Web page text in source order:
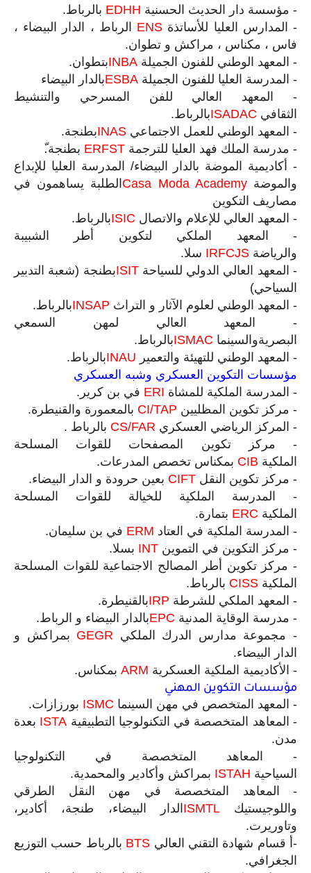
- مؤسسة دار الحديث الحسنية EDHH بالرباط.
-
المدارس العليا للأساتذة ENS
الرباط ، الدار البیضاء ،
فاس ، مكناس ، مراكش و تطوان.
- المعهد الوطني للفنون الجميلة INBAبتطوان.
- المدرسة العليا للفنون الجميلة ESBAبالدار البيضاء
-
المعهد العالي للفن المسرحي والتنشيط
الثقافي ISADACبالرباط.
- المعهد الوطني للعمل الاجتماعي بطنجة.
- مدرسة الملك فهد العليا للترجمة ERFST بطنجة.ّ
-
أكاديمية الموضة بالدار البيضاء/ المدرسة العليا للإبداع
والموضة
Casa Moda Academy
الطلبة يساهمون في
مصاريف التكوين
- المعهد العالي للإعلام والاتصال ISICبالرباط.
-
المعهد الملكي لتكوين أطر الشبيبة
والرياضة IRFCJS سلا.
- المعهد العالي الدولي للسياحة ISITبطنجة (شعبة التدبير
السياحي)
- المعهد الوطني لعلوم الآثار و التراث INSAPبالرباط.
-
المعهد العالي لمهن السمعي
البصريةوالسينما ISMACبالرباط.
- المعهد الوطني للتهيئة والتعمير INAUبالرباط.
مؤسسات التكوين العسكري وشبه العسكري
- المدرسة الملكية للمشاة ERI في بن كرير .
- مركز تكوين المظليين CI/TAP بالمعمورة والقنيطرة.
- المركز الرياضي العسكري CS/FAR بالرباط .
- مركز تكوين المصفحات للقوات المسلحة
الملكية CIB بمكناس تخصص المدرعات.
- مركز تكوين النقل CIFT بعين حرودة و الدار البيضاء.
-
المدرسة الملكية للخيالة للقوات المسلحة
الملكية ERC بتمارة.
- المدرسة الملكية في العتاد ERM في بن سليمان.
- مركز التكوين في التموين INT بسلا.
- مركز تكوين أطر المصالح الاجتماعية للقوات المسلحة
الملكية CISS بالرباط.
- المعهد الملكي للشرطة IRPبالقنيطرة.
- مدرسة الوقاية المدنية EPCبالدار البيضاء و الرباط.
- مجموعة مدارس الدرك الملكي GEGR بمراكش و
الدار البيضاء.
- الأكاديمية الملكية العسكرية ARM بمكناس.
مؤسسات التكوين المهني
- المعهد المتخصص في مهن السينما ISMC بورزازات.
- المعاهد المتخصصة في التكنولوجيا التطبيقية ISTA بعدة
مدن.
-
المعاهد المتخصصة في التكنولوجيا
السياحية ISTAH بمراكش وأكادير والمحمدية.
-
المعاھد المتخصصة في مھن النقل الطرقي
واللوجیستیك
ISMTL الدار البیضاء، طنجة، أكادیر،
وتاوریرت.
- أ قسام شهادة التقني العالي BTS بالرباط حسب التوزيع
الجغرافي.